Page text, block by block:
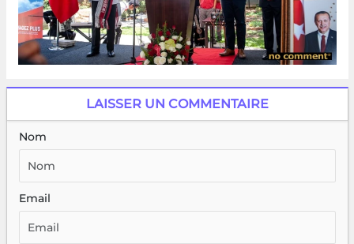
LAISSER UN COMMENTAIRE
Nom
Email